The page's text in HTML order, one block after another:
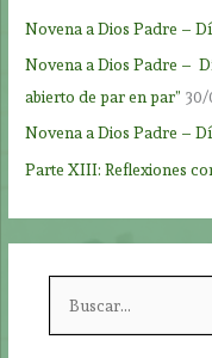
Novena a Dios Padre –
Novena a Dios Padre –
abierto de par en par” 30/
Novena a Dios Padre –
Parte XIII: Reflexiones